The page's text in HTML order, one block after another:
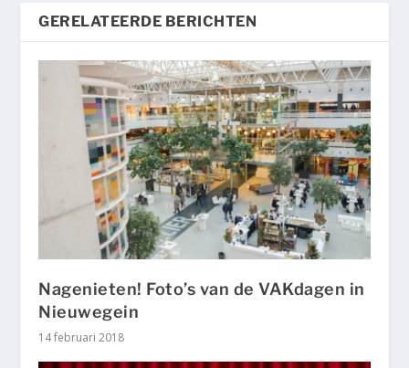
GERELATEERDE BERICHTEN
Nagenieten! Foto’s van de VAKdagen in
Nieuwegein
14 februari 2018